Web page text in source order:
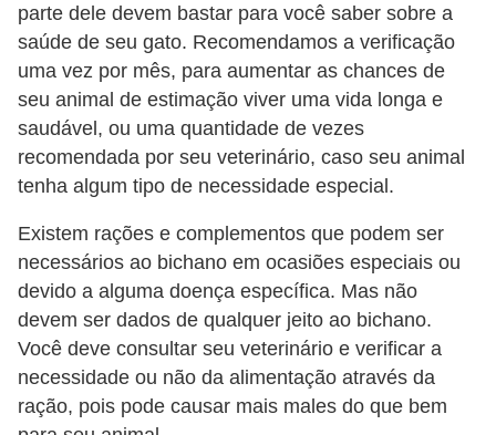
parte dele devem bastar para você saber sobre a
saúde de seu gato. Recomendamos a verificação
uma vez por mês, para aumentar as chances de
seu animal de estimação viver uma vida longa e
saudável, ou uma quantidade de vezes
recomendada por seu veterinário, caso seu animal
tenha algum tipo de necessidade especial.
Existem rações e complementos que podem ser
necessários ao bichano em ocasiões especiais ou
devido a alguma doença específica. Mas não
devem ser dados de qualquer jeito ao bichano.
Você deve consultar seu veterinário e verificar a
necessidade ou não da alimentação através da
ração, pois pode causar mais males do que bem
s
e
c
a
n
i
o
s
G
a
o